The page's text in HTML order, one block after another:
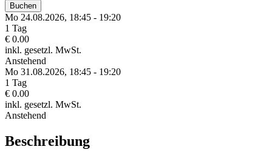
Buchen
Mo 24.08.2026, 18:45 - 19:20
1 Tag
€ 0.00
inkl. gesetzl. MwSt.
Anstehend
Mo 31.08.2026, 18:45 - 19:20
1 Tag
€ 0.00
inkl. gesetzl. MwSt.
Anstehend
Beschreibung